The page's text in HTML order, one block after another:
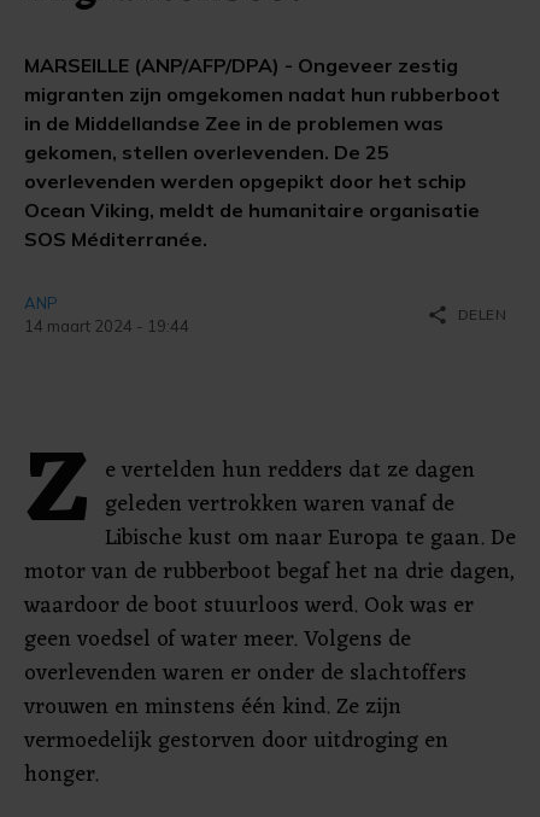
MARSEILLE (ANP/AFP/DPA) - Ongeveer zestig
migranten zijn omgekomen nadat hun rubberboot
in de Middellandse Zee in de problemen was
gekomen, stellen overlevenden. De 25
overlevenden werden opgepikt door het schip
Ocean Viking, meldt de humanitaire organisatie
SOS Méditerranée.
ANP
14 maart 2024 - 19:44
share DELEN
Z e vertelden hun redders dat ze dagen
geleden vertrokken waren vanaf de
Libische kust om naar Europa te gaan. De
motor van de rubberboot begaf het na drie dagen,
waardoor de boot stuurloos werd. Ook was er
geen voedsel of water meer. Volgens de
overlevenden waren er onder de slachtoffers
vrouwen en minstens één kind. Ze zijn
vermoedelijk gestorven door uitdroging en
honger.